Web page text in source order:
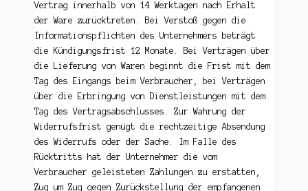
Vertrag innerhalb von 14 Werktagen nach Erhalt
der Ware zurücktreten. Bei Verstoß gegen die
Informationspflichten des Unternehmers beträgt
die Kündigungsfrist 12 Monate. Bei Verträgen über
die Lieferung von Waren beginnt die Frist mit dem
Tag des Eingangs beim Verbraucher, bei Verträgen
über die Erbringung von Dienstleistungen mit dem
Tag des Vertragsabschlusses. Zur Wahrung der
Widerrufsfrist genügt die rechtzeitige Absendung
des Widerrufs oder der Sache. Im Falle des
Rücktritts hat der Unternehmer die vom
Verbraucher geleisteten Zahlungen zu erstatten,
Zug um Zug gegen Zurückstellung der empfangenen